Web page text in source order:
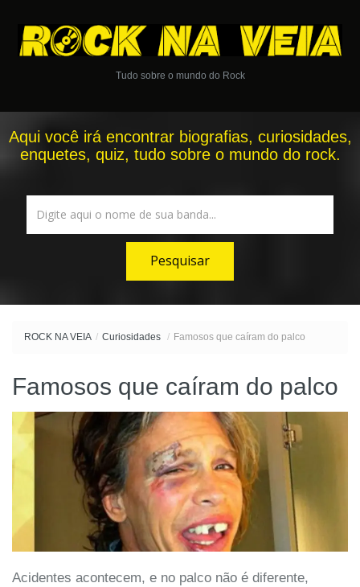
Tudo sobre o mundo do Rock
Aqui você irá encontrar biografias, curiosidades,
enquetes, quiz, tudo sobre o mundo do rock.
ROCK NA VEIA / Curiosidades / Famosos que caíram do palco
Famosos que caíram do palco
Acidentes acontecem, e no palco não é diferente,